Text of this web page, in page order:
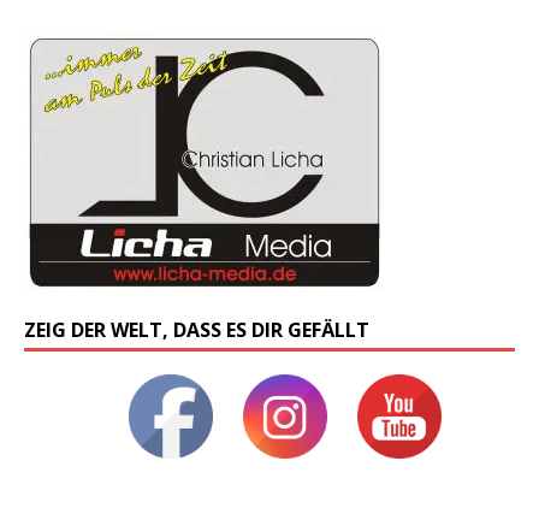
ZEIG DER WELT, DASS ES DIR GEFÄLLT